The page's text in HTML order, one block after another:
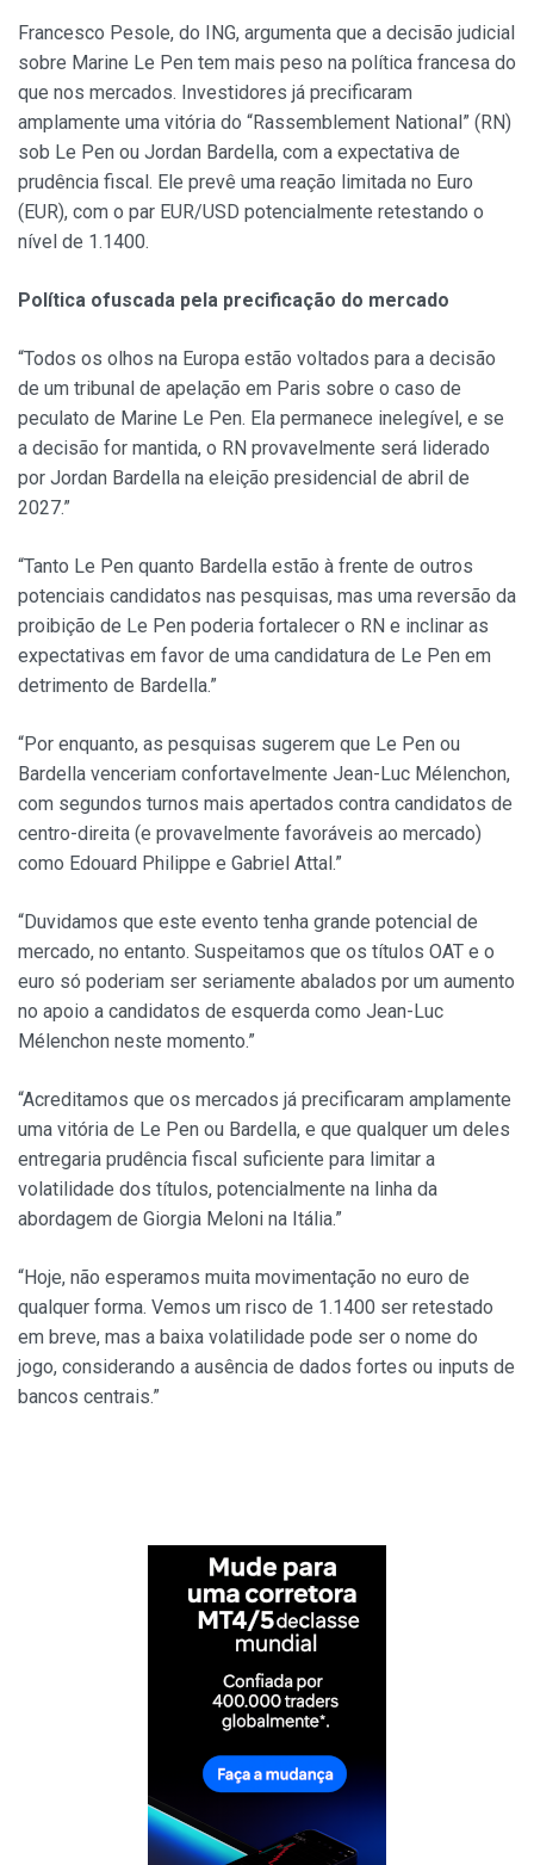
Francesco Pesole, do ING, argumenta que a decisão judicial
sobre Marine Le Pen tem mais peso na política francesa do
que nos mercados. Investidores já precificaram
amplamente uma vitória do “Rassemblement National” (RN)
sob Le Pen ou Jordan Bardella, com a expectativa de
prudência fiscal. Ele prevê uma reação limitada no Euro
(EUR), com o par EUR/USD potencialmente retestando o
nível de 1.1400.
Política ofuscada pela precificação do mercado
“Todos os olhos na Europa estão voltados para a decisão
de um tribunal de apelação em Paris sobre o caso de
peculato de Marine Le Pen. Ela permanece inelegível, e se
a decisão for mantida, o RN provavelmente será liderado
por Jordan Bardella na eleição presidencial de abril de
2027.”
“Tanto Le Pen quanto Bardella estão à frente de outros
potenciais candidatos nas pesquisas, mas uma reversão da
proibição de Le Pen poderia fortalecer o RN e inclinar as
expectativas em favor de uma candidatura de Le Pen em
detrimento de Bardella.”
“Por enquanto, as pesquisas sugerem que Le Pen ou
Bardella venceriam confortavelmente Jean-Luc Mélenchon,
com segundos turnos mais apertados contra candidatos de
centro-direita (e provavelmente favoráveis ao mercado)
como Edouard Philippe e Gabriel Attal.”
“Duvidamos que este evento tenha grande potencial de
mercado, no entanto. Suspeitamos que os títulos OAT e o
euro só poderiam ser seriamente abalados por um aumento
no apoio a candidatos de esquerda como Jean-Luc
Mélenchon neste momento.”
“Acreditamos que os mercados já precificaram amplamente
uma vitória de Le Pen ou Bardella, e que qualquer um deles
entregaria prudência fiscal suficiente para limitar a
volatilidade dos títulos, potencialmente na linha da
abordagem de Giorgia Meloni na Itália.”
“Hoje, não esperamos muita movimentação no euro de
qualquer forma. Vemos um risco de 1.1400 ser retestado
em breve, mas a baixa volatilidade pode ser o nome do
jogo, considerando a ausência de dados fortes ou inputs de
bancos centrais.”